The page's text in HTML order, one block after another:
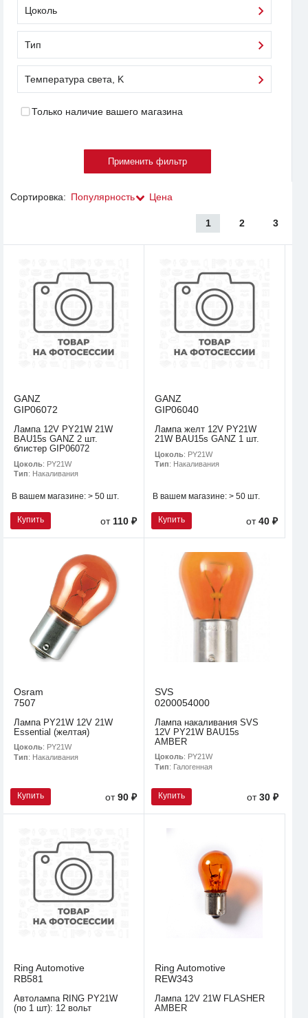
Цоколь
Тип
Температура света, K
Только наличие вашего магазина
Сортировка: Популярность Цена
1 2 3
GANZ
GIP06072
Лампа 12V PY21W 21W
BAU15s GANZ 2 шт.
блистер GIP06072
Цоколь: PY21W
Тип: Накаливания
В вашем магазине: > 50 шт.
Купить от110 ₽
GANZ
GIP06040
Лампа желт 12V PY21W
21W BAU15s GANZ 1 шт.
Цоколь: PY21W
Тип: Накаливания
В вашем магазине: > 50 шт.
Купить от40 ₽
Osram
7507
Лампа PY21W 12V 21W
Essential (желтая)
Цоколь: PY21W
Тип: Накаливания
Купить от90 ₽
SVS
0200054000
Лампа накаливания SVS
12V PY21W BAU15s
AMBER
Цоколь: PY21W
Тип: Галогенная
Купить от30 ₽
Ring Automotive
RB581
Автолампа RING PY21W
(по 1 шт): 12 вольт
Ring Automotive
REW343
Лампа 12V 21W FLASHER
AMBER